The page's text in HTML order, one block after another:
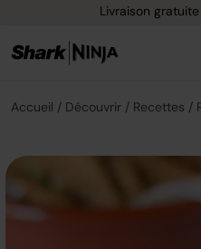
Livraison
Accueil Découvrir Recettes